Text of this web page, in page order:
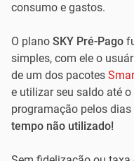
consumo e gastos.
O plano SKY Pré-Pago
simples, com ele o
de um dos pacotes
e utilizar seu saldo até
programação pelos
tempo não utilizado!